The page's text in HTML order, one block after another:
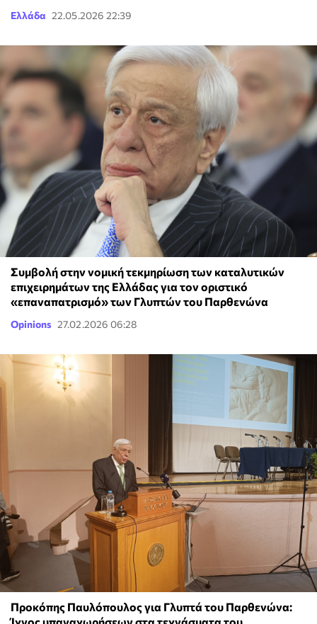
Ελλάδα 22.05.2026 22:39
Συμβολή στην νομική τεκμηρίωση των καταλυτικών
επιχειρημάτων της Ελλάδας για τον οριστικό
«επαναπατρισμό» των Γλυπτών του Παρθενώνα
Opinions 27.02.2026 06:28
Προκόπης Παυλόπουλος για Γλυπτά του Παρθενώνα:
Ίχνος υπαναχωρήσεων στα τεχνάσματα του